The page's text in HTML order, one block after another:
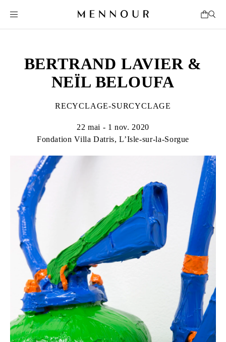
BERTRAND LAVIER &
NEÏL BELOUFA
RECYCLAGE-SURCYCLAGE
22 mai - 1 nov. 2020
Fondation Villa Datris, L’Isle-sur-la-Sorgue